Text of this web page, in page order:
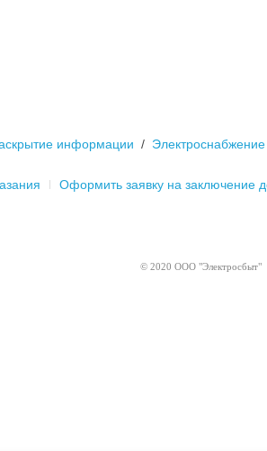
информации Электроснабжение
Оформить заявку на заключение
© 2020 ООО "Электросбыт"